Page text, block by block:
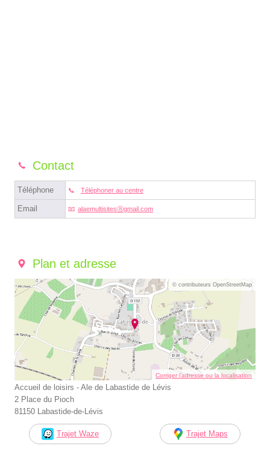
Contact
Téléphone Téléphoner au centre
Email alaemultisitesⓐgmail.com
Plan et adresse
© contributeurs OpenStreetMap
Corriger l’adresse ou la localisation
Accueil de loisirs - Ale de Labastide de Lévis
2 Place du Pioch
81150 Labastide-de-Lévis
Trajet Waze Trajet Maps